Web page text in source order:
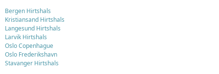
Bergen Hirtshals
Kristiansand Hirtshals
Langesund Hirtshals
Larvik Hirtshals
Oslo Copenhague
Oslo Frederikshavn
Stavanger Hirtshals